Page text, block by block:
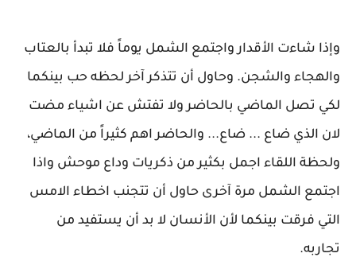
وإذا شاءت الأقدار واجتمع الشمل يوماً فلا تبدأ بالعتاب
والهجاء والشجن. وحاول أن تتذكر آخر لحظه حب بينكما
لكي تصل الماضي بالحاضر ولا تفتش عن اشياء مضت
لان الذي ضاع ... ضاع... والحاضر اهم كثيراً من الماضي،
ولحظة اللقاء اجمل بكثير من ذكريات وداع موحش واذا
اجتمع الشمل مرة آخرى حاول أن تتجنب اخطاء الامس
التي فرقت بينكما لأن الأنسان لا بد أن يستفيد من
تجاربه.